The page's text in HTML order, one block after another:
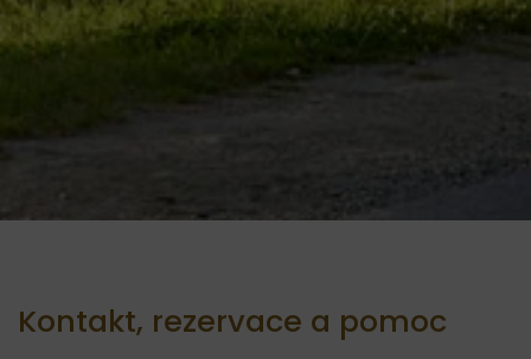
Kontakt, rezervace a pomoc